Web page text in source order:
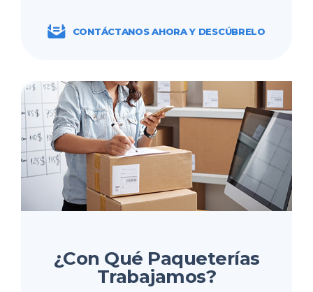
CONTÁCTANOS AHORA Y DESCÚBRELO
¿Con Qué Paqueterías
Trabajamos?